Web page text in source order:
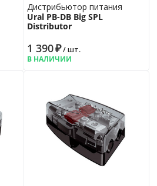
Дистрибьютор питания
Ural PB-DB Big SPL
Distributor
1 390₽/ шт.
В НАЛИЧИИ